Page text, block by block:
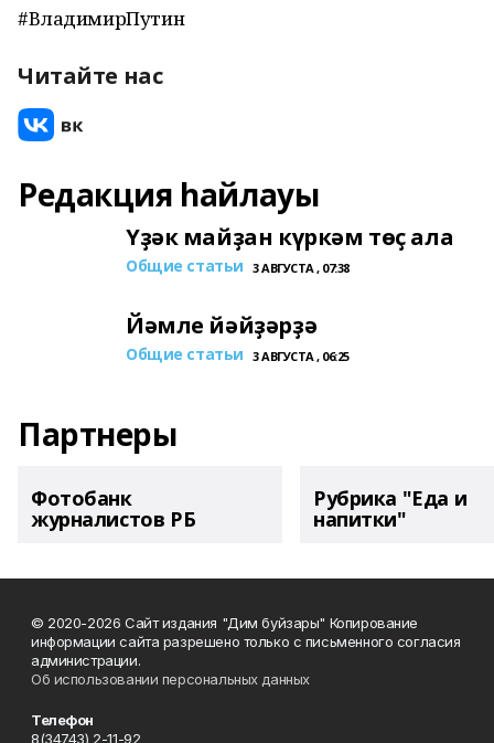
#ВладимирПутин
Читайте нас
Редакция һайлауы
Үҙәк майҙан күркәм төҫ ала
Общие статьи 3 АВГУСТА , 07:38
Йәмле йәйҙәрҙә
Общие статьи 3 АВГУСТА , 06:25
Партнеры
Фотобанк
журналистов РБ
Рубрика "Еда и
напитки"
© 2020-2026 Сайт издания "Дим буйзары" Копирование
информации сайта разрешено только с письменного согласия
администрации.
Об использовании персональных данных
Телефон
8(34743) 2-11-92